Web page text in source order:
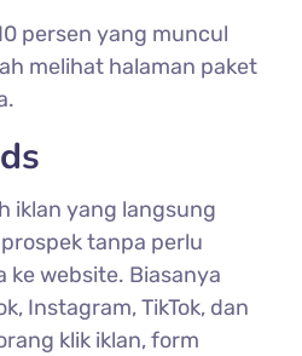
persen yang muncul
melihat halaman paket
iklan yang langsung
tanpa perlu
ke website. Biasanya
Instagram, TikTok, dan
klik iklan, form